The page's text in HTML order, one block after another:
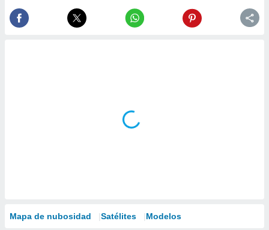
Mapa de nubosidad Satélites Modelos